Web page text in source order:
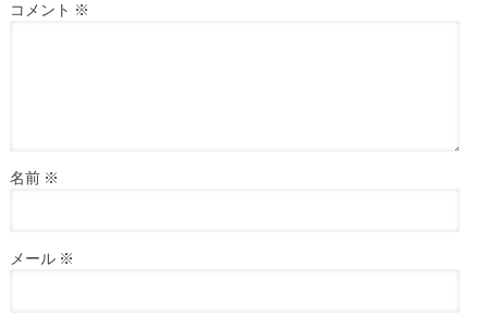
コメント ※
名前 ※
メール ※